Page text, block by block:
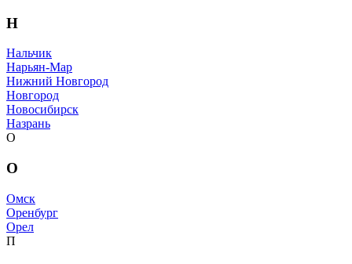
Н
Нальчик
Нарьян-Мар
Нижний Новгород
Новгород
Новосибирск
Назрань
О
О
Омск
Оренбург
Орел
П